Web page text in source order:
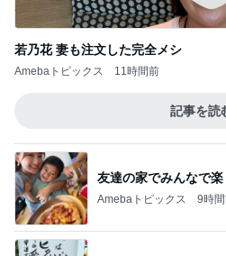
若乃花 妻も注文した完全メシ
Amebaトピックス 11時間前
記事を読
友達の家でみんなで楽
Amebaトピックス 9時